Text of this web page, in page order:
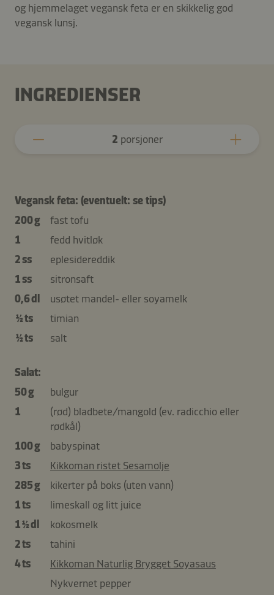
og hjemmelaget vegansk feta er en skikkelig god
vegansk lunsj.
INGREDIENSER
2 porsjoner
Vegansk feta: (eventuelt: se tips)
200 g
fast tofu
1
fedd hvitløk
2 ss
eplesidereddik
1 ss
sitronsaft
0,6 dl
usøtet mandel- eller soyamelk
½ ts
timian
½ ts
salt
Salat:
50 g
bulgur
1
(rød) bladbete/mangold (ev. radicchio eller
rødkål)
100 g
babyspinat
3 ts
Kikkoman ristet Sesamolje
285 g
kikerter på boks (uten vann)
1 ts
limeskall og litt juice
1 ½ dl
kokosmelk
2 ts
tahini
4 ts
Kikkoman Naturlig Brygget Soyasaus
Nykvernet pepper